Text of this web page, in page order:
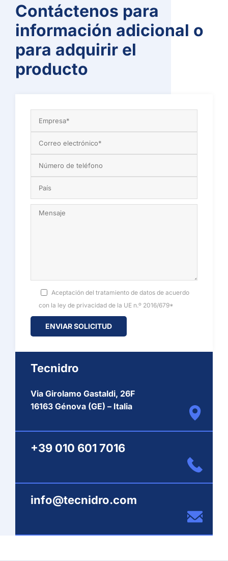
Contáctenos para
información adicional o
para adquirir el
producto
Aceptación del tratamiento de datos de acuerdo
con la ley de privacidad de la UE n.º 2016/679*
Tecnidro
Via Girolamo Gastaldi, 26F
16163 Génova (GE) – Italia
+39 010 601 7016
info@tecnidro.com